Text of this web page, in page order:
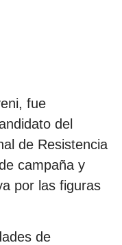
fue
del
de Resistencia
campaña y
por las figuras
de